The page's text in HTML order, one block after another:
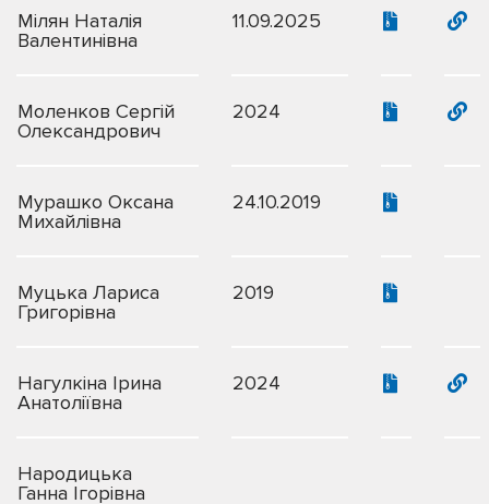
Мілян Наталія
Валентинівна
11.09.2025
Моленков Сергій
Олександрович
2024
Мурашко Оксана
Михайлівна
24.10.2019
Муцька Лариса
Григорівна
2019
Нагулкіна Ірина
Анатоліївна
2024
Народицька
Ганна Ігорівна